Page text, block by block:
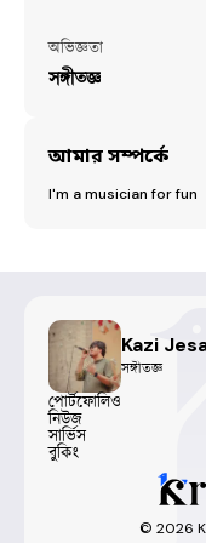
অভিজ্ঞতা
সঙ্গীতজ্ঞ
আমার সম্পর্কে
I'm a musician for fun
Kazi
সঙ্গীতজ্ঞ
পোর্টফোলিও
নিউজ
সার্ভিস
বুকিং
© 2026